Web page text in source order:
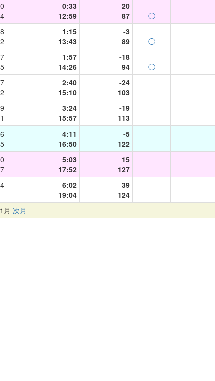
0:33
12:59
20
87
◯
1:15
13:43
-3
89
◯
1:57
14:26
-18
94
◯
2:40
15:10
-24
103
3:24
15:57
-19
113
4:11
16:50
-5
122
5:03
17:52
15
127
6:02
19:04
39
124
次月